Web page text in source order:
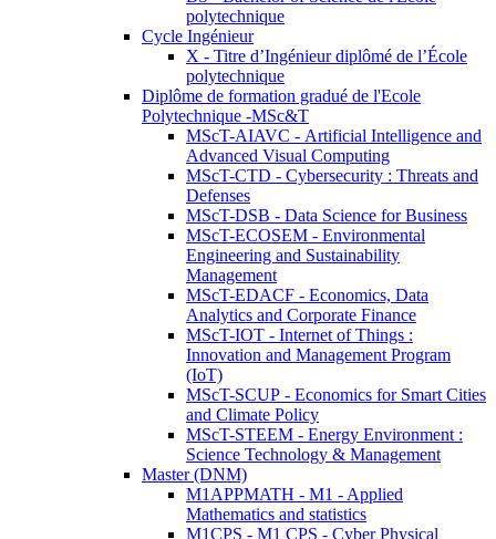
polytechnique
Cycle Ingénieur
X - Titre d’Ingénieur diplômé de l’École
polytechnique
Diplôme de formation gradué de l'Ecole
Polytechnique -MSc&T
MScT-AIAVC - Artificial Intelligence and
Advanced Visual Computing
MScT-CTD - Cybersecurity : Threats and
Defenses
MScT-DSB - Data Science for Business
MScT-ECOSEM - Environmental
Engineering and Sustainability
Management
MScT-EDACF - Economics, Data
Analytics and Corporate Finance
MScT-IOT - Internet of Things :
Innovation and Management Program
(IoT)
MScT-SCUP - Economics for Smart Cities
and Climate Policy
MScT-STEEM - Energy Environment :
Science Technology & Management
Master (DNM)
M1APPMATH - M1 - Applied
Mathematics and statistics
M1CPS - M1 CPS - Cyber Physical